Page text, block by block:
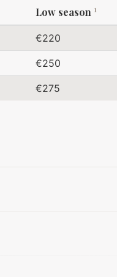
Low season 1
€220
€250
€275